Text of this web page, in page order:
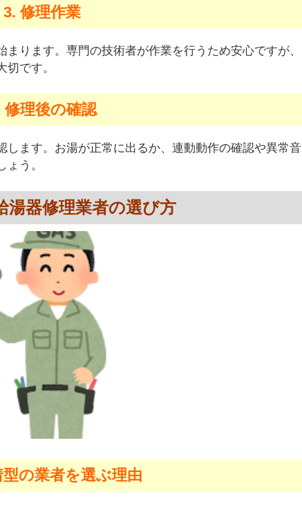
3. 修理作業
ります。専門の技術者が作業を行うため安心ですが、
です。
修理後の確認
ます。お湯が正常に出るか、連動動作の確認や異常音
う。
湯器修理業者の選び方
の業者を選ぶ理由